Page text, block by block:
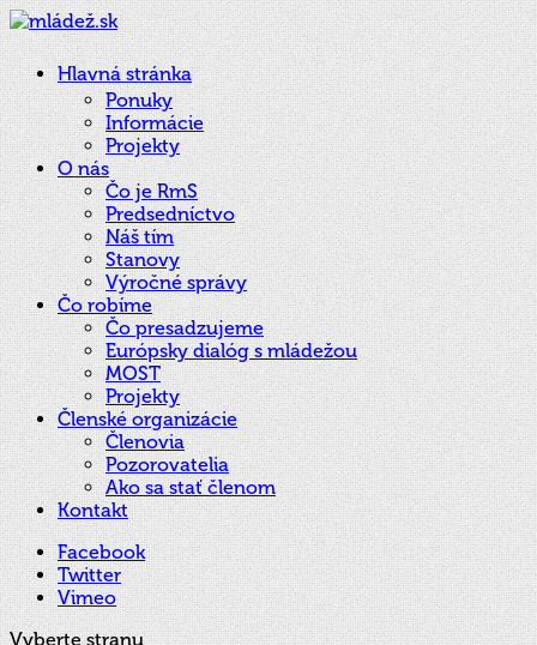
Hlavná stránka
Ponuky
Informácie
Projekty
O nás
Čo je RmS
Predsedníctvo
Náš tím
Stanovy
Výročné správy
Čo robíme
Čo presadzujeme
Európsky dialóg s mládežou
MOST
Projekty
Členské organizácie
Členovia
Pozorovatelia
Ako sa stať členom
Kontakt
Facebook
Twitter
Vimeo
Vyberte stranu